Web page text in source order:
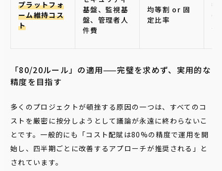
プラットフォ
ーム維持コス
ト
基盤、監視基
盤、管理者人
件費
均等割 or 固
定比率
者
密
「80/20ルール」の適用——完璧を求めず、実用的な
精度を目指す
多くのプロジェクトが頓挫する原因の一つは、すべてのコ
ストを厳密に按分しようとして議論が永遠に終わらないこ
とです。一般的にも「コスト配賦は80%の精度で運用を開
始し、四半期ごとに改善するアプローチが推奨される」と
されています。